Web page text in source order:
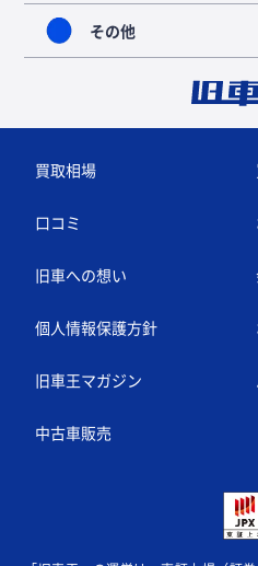
その他
買取相場
口コミ
旧車への想い
個人情報保護方針
旧車王マガジン
中古車販売